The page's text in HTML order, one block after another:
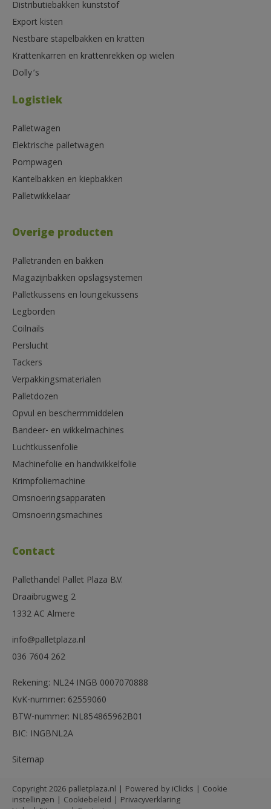
Distributiebakken kunststof
Export kisten
Nestbare stapelbakken en kratten
Krattenkarren en krattenrekken op wielen
Dolly’s
Logistiek
Palletwagen
Elektrische palletwagen
Pompwagen
Kantelbakken en kiepbakken
Palletwikkelaar
Overige producten
Palletranden en bakken
Magazijnbakken opslagsystemen
Palletkussens en loungekussens
Legborden
Coilnails
Perslucht
Tackers
Verpakkingsmaterialen
Palletdozen
Opvul en beschermmiddelen
Bandeer- en wikkelmachines
Luchtkussenfolie
Machinefolie en handwikkelfolie
Krimpfoliemachine
Omsnoeringsapparaten
Omsnoeringsmachines
Contact
Pallethandel Pallet Plaza B.V.
Draaibrugweg 2
1332 AC Almere
info@palletplaza.nl
036 7604 262
Rekening: NL24 INGB 0007070888
KvK-nummer: 62559060
BTW-nummer: NL854865962B01
BIC: INGBNL2A
Sitemap
Copyright 2026 palletplaza.nl | Powered by iClicks | Cookie
instellingen | Cookiebeleid | Privacyverklaring